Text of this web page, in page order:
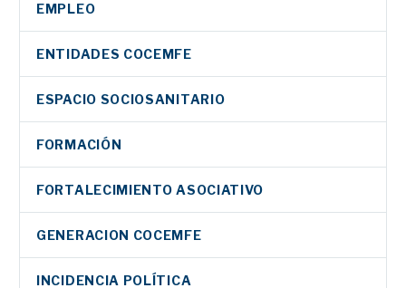
EMPLEO
ENTIDADES COCEMFE
ESPACIO SOCIOSANITARIO
FORMACIÓN
FORTALECIMIENTO ASOCIATIVO
GENERACION COCEMFE
INCIDENCIA POLÍTICA